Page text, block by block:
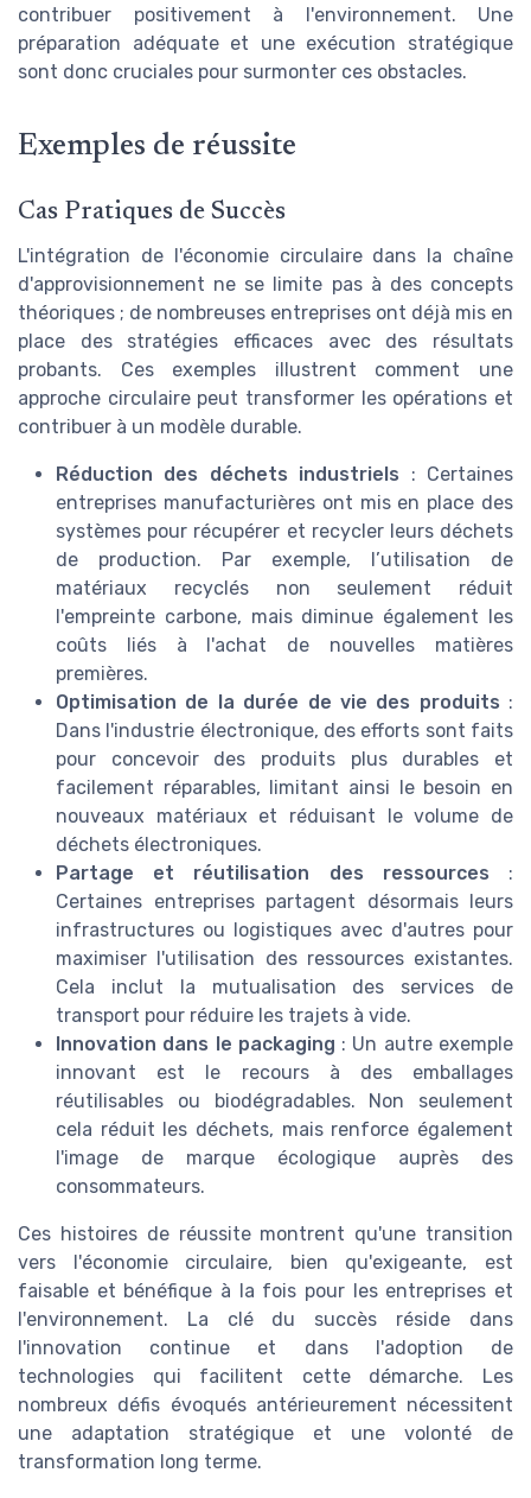
contribuer positivement à l'environnement. Une
préparation adéquate et une exécution stratégique
sont donc cruciales pour surmonter ces obstacles.
Exemples de réussite
Cas Pratiques de Succès
L'intégration de l'économie circulaire dans la chaîne
d'approvisionnement ne se limite pas à des concepts
théoriques ; de nombreuses entreprises ont déjà mis en
place des stratégies efficaces avec des résultats
probants. Ces exemples illustrent comment une
approche circulaire peut transformer les opérations et
contribuer à un modèle durable.
Réduction des déchets industriels : Certaines
entreprises manufacturières ont mis en place des
systèmes pour récupérer et recycler leurs déchets
de production. Par exemple, l’utilisation de
matériaux recyclés non seulement réduit
l'empreinte carbone, mais diminue également les
coûts liés à l'achat de nouvelles matières
premières.
Optimisation de la durée de vie des produits :
Dans l'industrie électronique, des efforts sont faits
pour concevoir des produits plus durables et
facilement réparables, limitant ainsi le besoin en
nouveaux matériaux et réduisant le volume de
déchets électroniques.
Partage et réutilisation des ressources :
Certaines entreprises partagent désormais leurs
infrastructures ou logistiques avec d'autres pour
maximiser l'utilisation des ressources existantes.
Cela inclut la mutualisation des services de
transport pour réduire les trajets à vide.
Innovation dans le packaging : Un autre exemple
innovant est le recours à des emballages
réutilisables ou biodégradables. Non seulement
cela réduit les déchets, mais renforce également
l'image de marque écologique auprès des
consommateurs.
Ces histoires de réussite montrent qu'une transition
vers l'économie circulaire, bien qu'exigeante, est
faisable et bénéfique à la fois pour les entreprises et
l'environnement. La clé du succès réside dans
l'innovation continue et dans l'adoption de
technologies qui facilitent cette démarche. Les
nombreux défis évoqués antérieurement nécessitent
une adaptation stratégique et une volonté de
transformation long terme.